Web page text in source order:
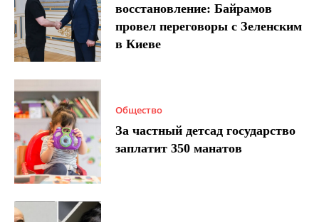
восстановление: Байрамов
провел переговоры с Зеленским
в Киеве
Общество
За частный детсад государство
заплатит 350 манатов